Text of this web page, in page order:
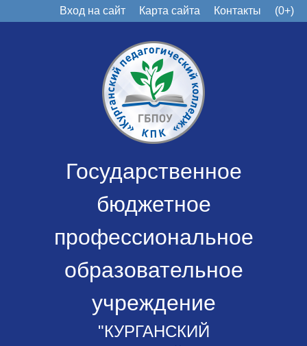
Вход на сайт Карта сайта Контакты (0+)
Государственное
бюджетное
профессиональное
образовательное
учреждение
"КУРГАНСКИЙ